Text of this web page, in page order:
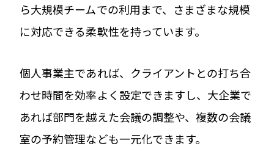
ら大規模チームでの利用まで、さまざまな規模
に対応できる柔軟性を持っています。
個人事業主であれば、クライアントとの打ち合
わせ時間を効率よく設定できますし、大企業で
あれば部門を越えた会議の調整や、複数の会議
室の予約管理なども一元化できます。